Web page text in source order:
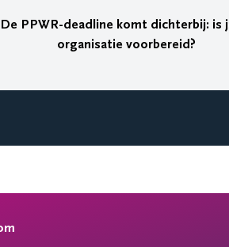
De PPWR-deadline komt dichterbij: is
organisatie voorbereid?